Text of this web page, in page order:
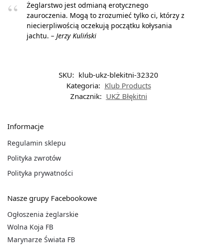
Żeglarstwo jest odmianą erotycznego
zauroczenia. Mogą to zrozumieć tylko ci, którzy z
niecierpliwością oczekują początku kołysania
jachtu. – Jerzy Kuliński
SKU: klub-ukz-blekitni-32320
Kategoria: Klub Products
Znacznik: UKŻ Błękitni
Informacje
Regulamin sklepu
Polityka zwrotów
Polityka prywatności
Nasze grupy Facebookowe
Ogłoszenia żeglarskie
Wolna Koja FB
Marynarze Świata FB